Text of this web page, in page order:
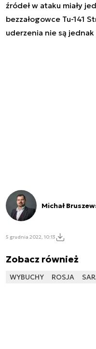
źródeł w ataku miały
bezzałogowce Tu-141
uderzenia nie są jednak
Michał
5 grudnia 2022, 10:13
Zobacz również
WYBUCHY ROSJA